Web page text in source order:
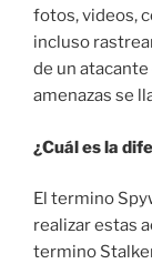
fotos, videos,
incluso
de un
amenazas se
¿Cuál es la
El termino
realizar estas
termino